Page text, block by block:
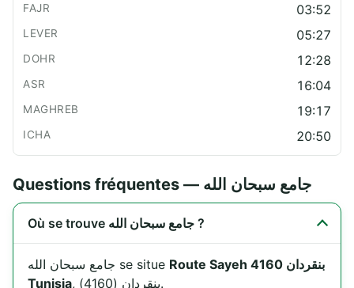
03:52
05:27
12:28
16:04
19:17
20:50
Questions fréquentes — جامع سبحان الله
Où se trouve جامع سبحان الله ?
جامع سبحان الله se situe Route Sayeh 4160 بنقردان
Tunisia
, بنقردان (4160).